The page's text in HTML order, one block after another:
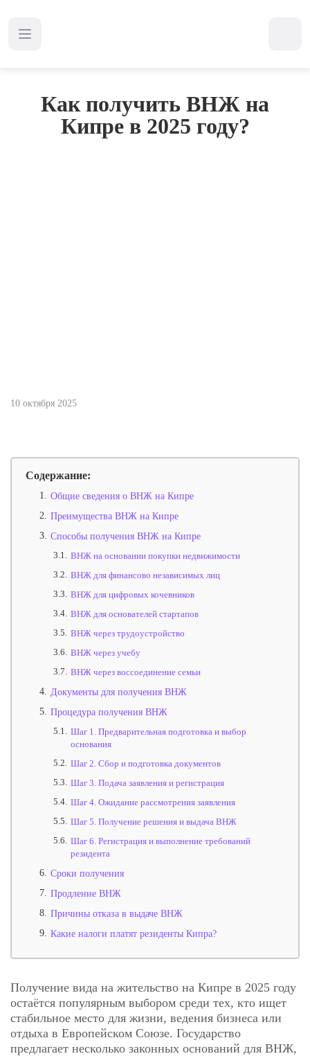
Главная
Как получить ВНЖ на
Кипре в 2025 году?
10 октября 2025
Содержание:
1. Общие сведения о ВНЖ на Кипре
2. Преимущества ВНЖ на Кипре
3. Способы получения ВНЖ на Кипре
3.1. ВНЖ на основании покупки недвижимости
3.2. ВНЖ для финансово независимых лиц
3.3. ВНЖ для цифровых кочевников
3.4. ВНЖ для основателей стартапов
3.5. ВНЖ через трудоустройство
3.6. ВНЖ через учебу
3.7. ВНЖ через воссоединение семьи
4. Документы для получения ВНЖ
5. Процедура получения ВНЖ
5.1. Шаг 1. Предварительная подготовка и выбор
основания
5.2. Шаг 2. Сбор и подготовка документов
5.3. Шаг 3. Подача заявления и регистрация
5.4. Шаг 4. Ожидание рассмотрения заявления
5.5. Шаг 5. Получение решения и выдача ВНЖ
5.6. Шаг 6. Регистрация и выполнение требований
резидента
6. Сроки получения
7. Продление ВНЖ
8. Причины отказа в выдаче ВНЖ
9. Какие налоги платят резиденты Кипра?
Получение вида на жительство на Кипре в 2025 году
остаётся популярным выбором среди тех, кто ищет
стабильное место для жизни, ведения бизнеса или
отдыха в Европейском Союзе. Государство
предлагает несколько законных оснований для ВНЖ,